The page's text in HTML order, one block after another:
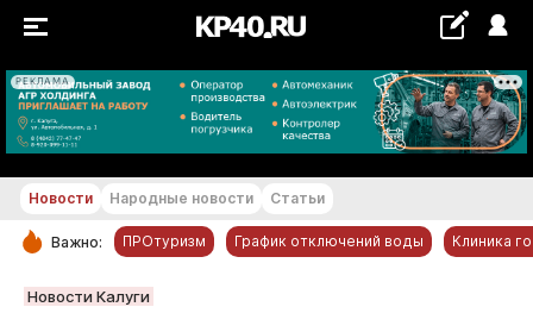
РЕКЛАМА
+18...+19 °С
РУБРИКИ
Новости Народные новости Статьи
Важно: ПРОтуризм График отключений воды Клиника
Новости Калуги